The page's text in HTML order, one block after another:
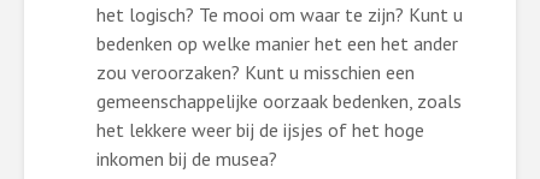
het logisch? Te mooi om waar te zijn? Kunt u
bedenken op welke manier het een het ander
zou veroorzaken? Kunt u misschien een
gemeenschappelijke oorzaak bedenken, zoals
het lekkere weer bij de ijsjes of het hoge
inkomen bij de musea?